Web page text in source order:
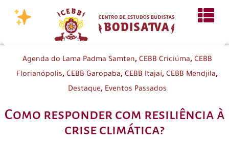
Agenda do Lama Padma Samten, CEBB Criciúma, CEBB
Florianópolis, CEBB Garopaba, CEBB Itajaí, CEBB Mendjila,
Destaque, Eventos Passados
Como responder com resiliência à
crise climática?